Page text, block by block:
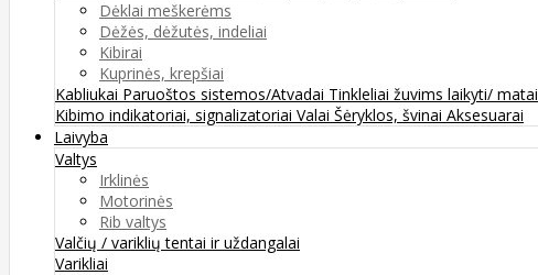
Dėklai meškerėms
Dėžės, dėžutės, indeliai
Kibirai
Kuprinės, krepšiai
Kabliukai Paruoštos sistemos/Atvadai Tinkleliai žuvims laikyti/ matai
Kibimo indikatoriai, signalizatoriai Valai Šėryklos, švinai Aksesuarai
Laivyba
Valtys
Irklinės
Motorinės
Rib valtys
Valčių / variklių tentai ir uždangalai
Varikliai